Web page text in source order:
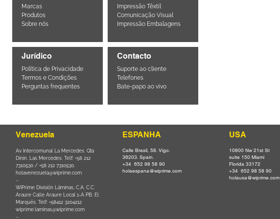
Marcas
Produtos
Sobre nós
Jurídico
Política de Privacidade
Termos e Condições
Perguntas frequentes
Impressão Têxtil
Comunicação Visual
Impressão Embalagens
Contacto
Suporte ao cliente
Telefones
Bate-papo ao vivo
Venezuela
Av Intercomunal La Mercedes. Qta
Dinin. Las Mercedes. Telf: +58 212
7310530 / +58 212 7310530.
holavenezuela@wiprime.com
⏤
WiPrime División Láminas, C.A. C.C.
Araure Calle Araure Local 1-A PB. El
Marqués. Telf: +58412 3204212
wiprime.laminas@wiprime.com
⏤
ESPANHA
Calle Brasil, 58. Vigo.
36203. Spain.
+34 652 98 58 90
holaespana@wiprime.com
USA
10800 Nw 21st St
suite 150 Miami
Florida 33172
+34 652 98 58 90
holausa@wiprime.com